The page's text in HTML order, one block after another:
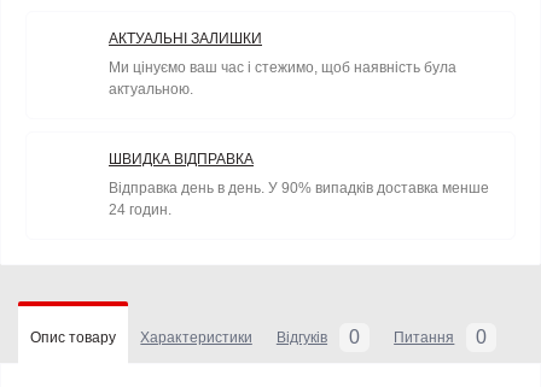
АКТУАЛЬНІ ЗАЛИШКИ
Ми цінуємо ваш час і стежимо, щоб наявність була
актуальною.
ШВИДКА ВІДПРАВКА
Відправка день в день. У 90% випадків доставка менше
24 годин.
Опис товару Характеристики Відгуків 0 Питання 0